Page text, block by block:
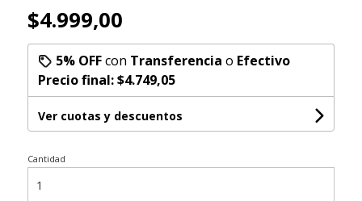
$4.999,00
5% OFFcon Transferencia o Efectivo
Precio final:$4.749,05
Ver cuotas y descuentos
Cantidad